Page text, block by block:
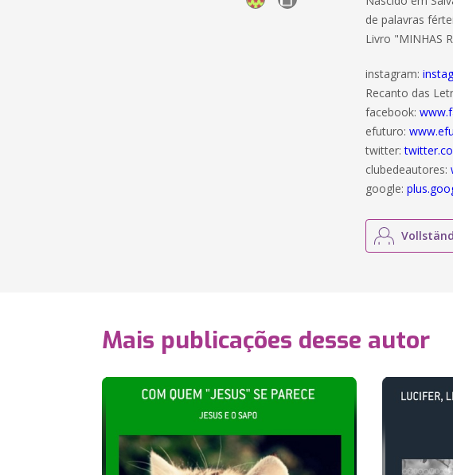
de palavras
Livro "MINHAS
instagram:
Recanto das
facebook:
efuturo:
twitter:
clubedeautores:
google:
Mais publicações desse autor